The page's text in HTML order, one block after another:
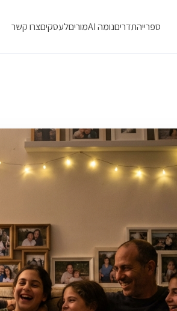
ספרייהתדריםנומה AI מוריםלעסקיםצרו קשר